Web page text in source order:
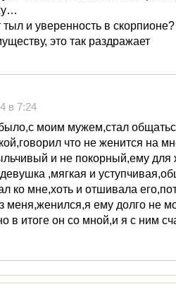
тыл и уверенность в
это так раздражает
в 7:24
моим мужем,стал
что не женится на
и не покорный,ему для
,мягкая и
ко мне,хоть и отшивала
меня,женился,я ему долго не
в итоге он со мной,и я с ним